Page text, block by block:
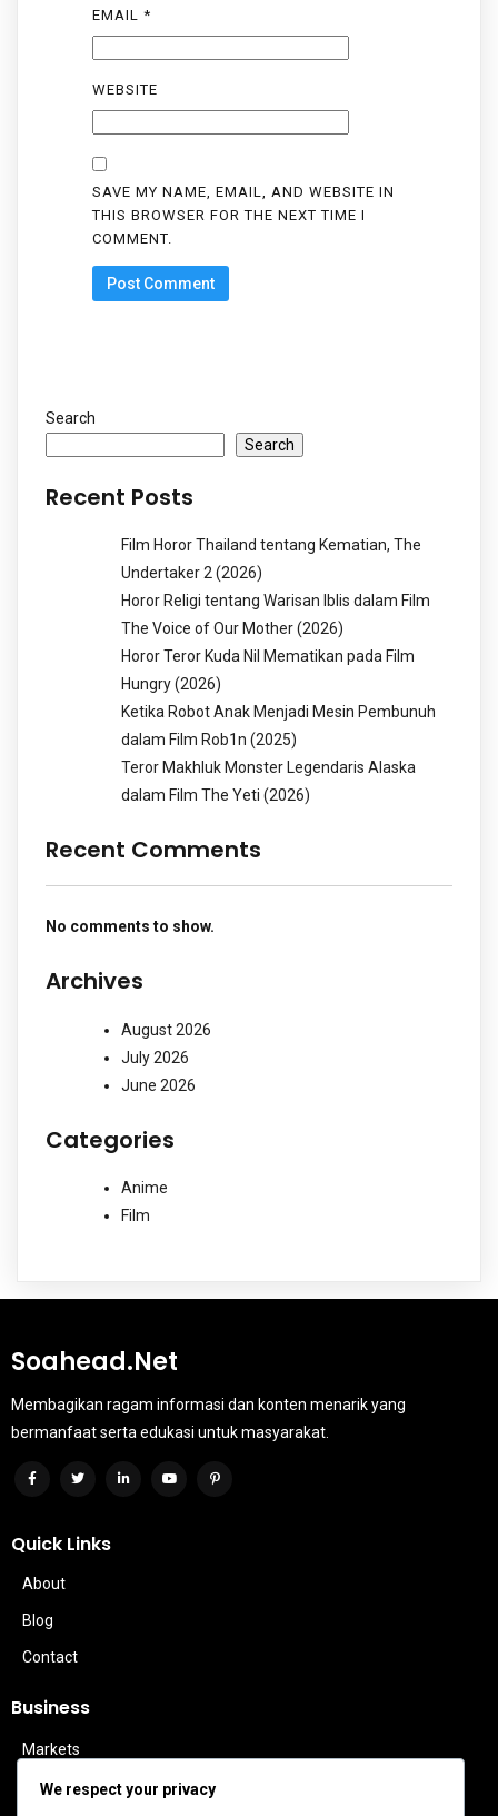
EMAIL *
WEBSITE
SAVE MY NAME, EMAIL, AND WEBSITE IN
THIS BROWSER FOR THE NEXT TIME I
COMMENT.
Search
Search
Recent Posts
Film Horor Thailand tentang Kematian, The
Undertaker 2 (2026)
Horor Religi tentang Warisan Iblis dalam Film
The Voice of Our Mother (2026)
Horor Teror Kuda Nil Mematikan pada Film
Hungry (2026)
Ketika Robot Anak Menjadi Mesin Pembunuh
dalam Film Rob1n (2025)
Teror Makhluk Monster Legendaris Alaska
dalam Film The Yeti (2026)
Recent Comments
No comments to show.
Archives
August 2026
July 2026
June 2026
Categories
Anime
Film
Soahead.net
Membagikan ragam informasi dan konten menarik yang
bermanfaat serta edukasi untuk masyarakat.
Quick Links
About
Blog
Contact
Business
Markets
Politics
We respect your privacy